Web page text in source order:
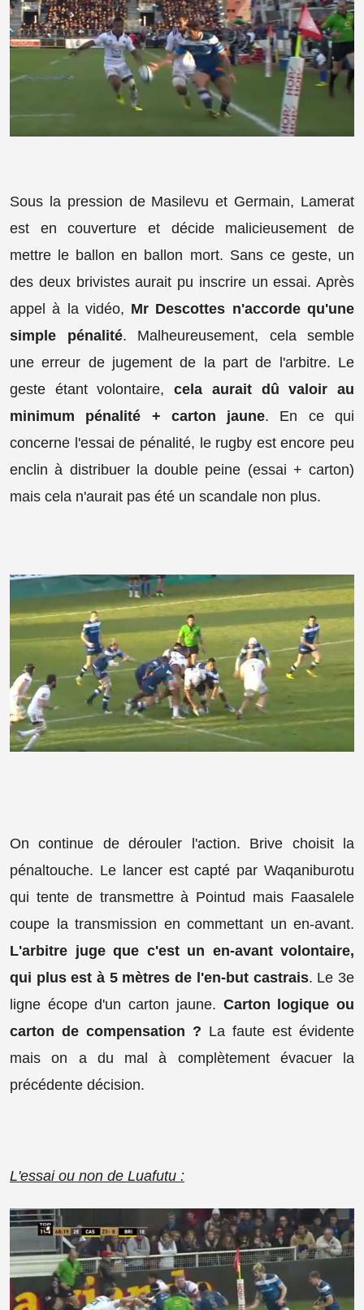
Sous la pression de Masilevu et Germain, Lamerat
est en couverture et décide malicieusement de
mettre le ballon en ballon mort. Sans ce geste, un
des deux brivistes aurait pu inscrire un essai. Après
appel à la vidéo, Mr Descottes n'accorde qu'une
simple pénalité. Malheureusement, cela semble
une erreur de jugement de la part de l'arbitre. Le
geste étant volontaire,cela aurait dû valoir au
minimum pénalité + carton jaune. En ce qui
concerne l'essai de pénalité, le rugby est encore peu
enclin à distribuer la double peine (essai + carton)
mais cela n'aurait pas été un scandale non plus.
On continue de dérouler l'action. Brive choisit la
pénaltouche. Le lancer est capté par Waqaniburotu
qui tente de transmettre à Pointud mais Faasalele
coupe la transmission en commettant un en-avant.
L'arbitre juge que c'est un en-avant volontaire,
qui plus est à 5 mètres de l'en-but castrais. Le 3e
ligne écope d'un carton jaune. Carton logique ou
carton de compensation ? La faute est évidente
mais on a du mal à complètement évacuer la
précédente décision.
L'essai ou non de Luafutu :